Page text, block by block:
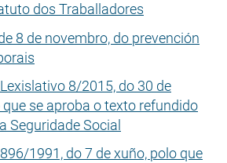
dos Traballadores
8 de novembro, do prevención
8/2015, do 30 de
se aproba o texto refundido
Seguridade Social
1991, do 7 de xuño, polo que